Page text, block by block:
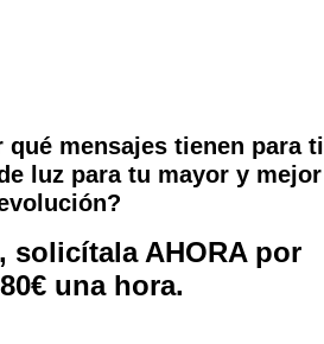
qué mensajes tienen para ti
luz para tu mayor y mejor
, solicítala AHORA por
una hora.